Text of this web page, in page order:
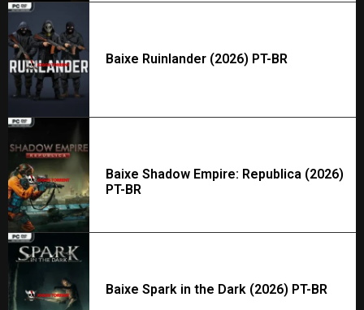
Baixe Ruinlander (2026) PT-BR
Baixe Shadow Empire: Republica (2026)
PT-BR
Baixe Spark in the Dark (2026) PT-BR